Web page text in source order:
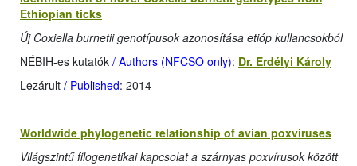
Ethiopian ticks
Új Coxiella burnetii genotípusok azonosítása etióp kullancsokból
NÉBIH-es kutatók / Authors (NFCSO only): Dr. Erdélyi Károly
Lezárult / Published: 2014
Worldwide phylogenetic relationship of avian poxviruses
Világszintű filogenetikai kapcsolat a szárnyas poxvírusok között